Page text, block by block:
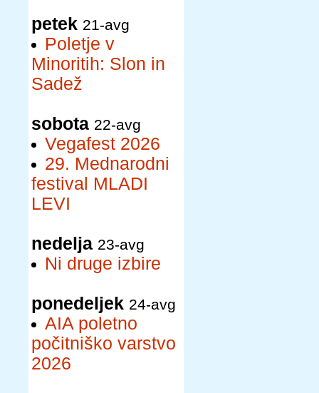
petek 21-avg
Poletje v
Minoritih: Slon in
Sadež
sobota 22-avg
Vegafest 2026
29. Mednarodni
festival MLADI
LEVI
nedelja 23-avg
Ni druge izbire
ponedeljek 24-avg
AIA poletno
počitniško varstvo
2026